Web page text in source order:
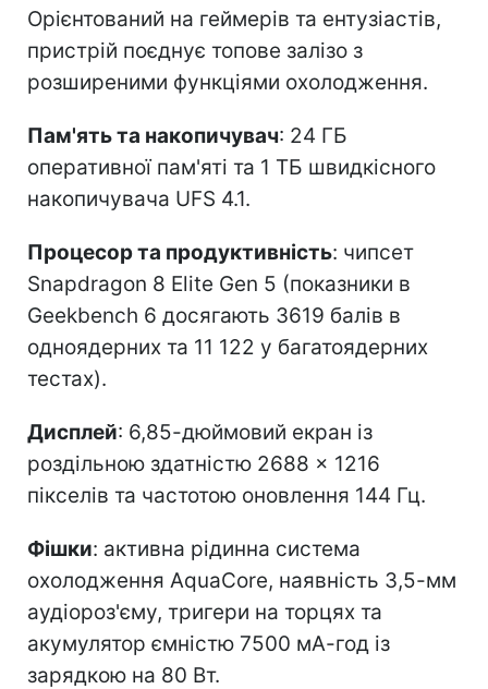
Орієнтований на геймерів та ентузіастів,
пристрій поєднує топове залізо з
розширеними функціями охолодження.
Пам'ять та накопичувач: 24 ГБ
оперативної пам'яті та 1 ТБ швидкісного
накопичувача UFS 4.1.
Процесор та продуктивність: чипсет
Snapdragon 8 Elite Gen 5 (показники в
Geekbench 6 досягають 3619 балів в
одноядерних та 11 122 у багатоядерних
тестах).
Дисплей: 6,85-дюймовий екран із
роздільною здатністю 2688 × 1216
пікселів та частотою оновлення 144 Гц.
Фішки: активна рідинна система
охолодження AquaCore, наявність 3,5-мм
аудіороз'єму, тригери на торцях та
акумулятор ємністю 7500 мА-год із
зарядкою на 80 Вт.